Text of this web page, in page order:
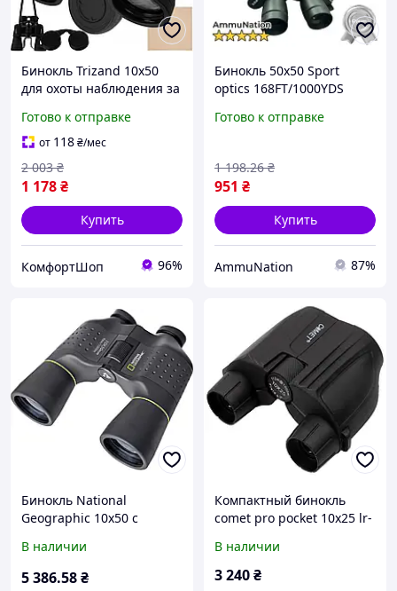
Бинокль Trizand 10x50
для охоты наблюдения за
легкий с чехлом
Готово к отправке
от 118₴/мес
1 178₴
2 003 ₴
Купить
КомфортШоп 96%
Бинокль 50x50 Sport
optics 168FT/1000YDS
наблюдения и
Готово к отправке
951 ₴
1 198.26 ₴
Купить
AmmuNation 87%
Бинокль National
Geographic 10x50 с
от брызг, диоптрийная
коррекция, резиновая
В наличии
5 386.58₴
Компактный бинокль
comet pro pocket 10x25 lr-
В наличии
3 240₴